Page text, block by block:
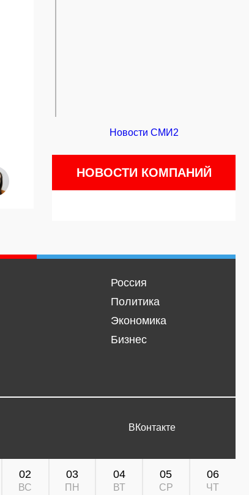
Новости СМИ2
НОВОСТИ КОМПАНИЙ
Россия
Политика
Экономика
Бизнес
ВКонтакте
02
ВС
03
ПН
04
ВТ
05
СР
06
ЧТ